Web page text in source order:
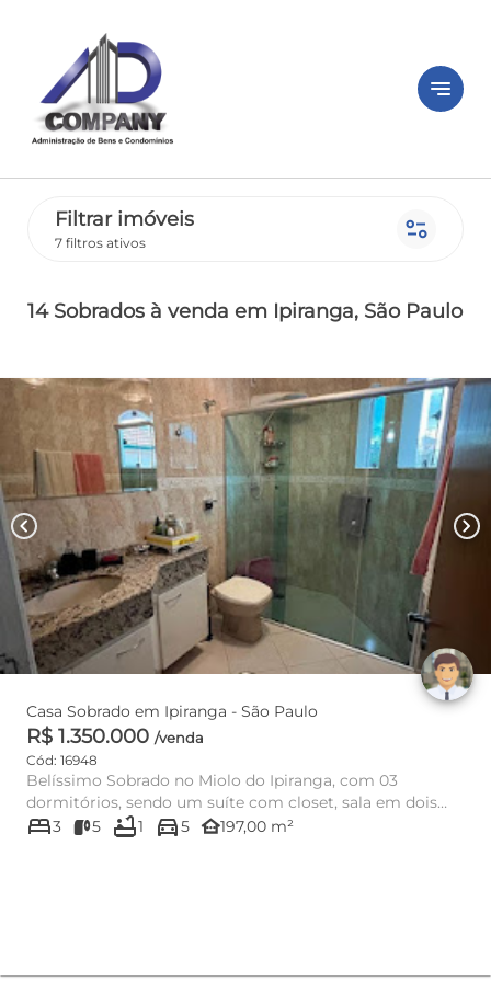
notes
Filtrar imóveis
7 filtros ativos page_info
14 Sobrados à venda em Ipiranga, São Paulo
chevron_left chevron_right
Casa Sobrado em Ipiranga - São Paulo
R$ 1.350.000 /venda
Cód: 16948
Belíssimo Sobrado no Miolo do Ipiranga, com 03
dormitórios, sendo um suíte com closet, sala em dois
ambientes, cozinha ...
bed3 5 bathtub1 directions_car5 other_houses197,00 m²